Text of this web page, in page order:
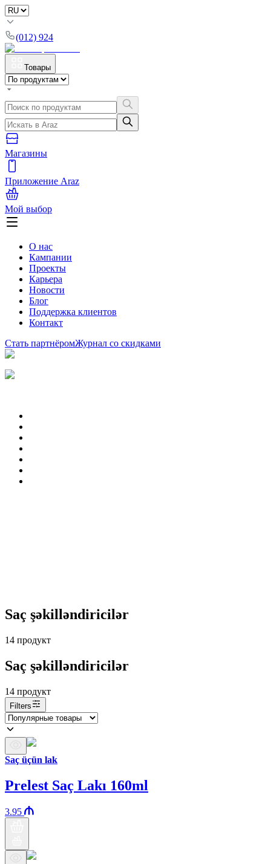
(012) 924
Товары
Магазины
Приложение Araz
Мой выбор
О нас
Кампании
Проекты
Карьера
Новости
Блог
Поддержка клиентов
Контакт
Стать партнёромЖурнал со скидками
Saç şəkilləndiricilər
14 продукт
Saç şəkilləndiricilər
14 продукт
Filters
Saç üçün lak
Prelest Saç Lakı 160ml
3.95